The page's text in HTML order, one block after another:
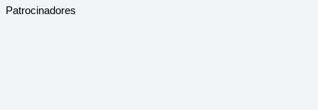
Patrocinadores